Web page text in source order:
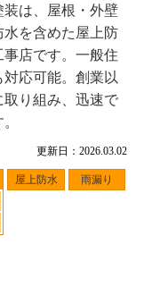
更新日：2026.03.02
屋上防水 雨漏り
は、屋根・外壁
を含めた屋上防
店です。一般住
応可能。創業以
り組み、迅速で